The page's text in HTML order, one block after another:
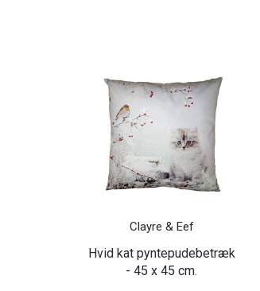
Clayre & Eef
Hvid kat pyntepudebetræk
- 45 x 45 cm.